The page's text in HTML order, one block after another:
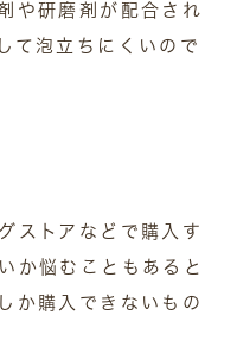
や研磨剤が配合され
て泡立ちにくいので
ストアなどで購入す
か悩むこともあると
か購入できないもの